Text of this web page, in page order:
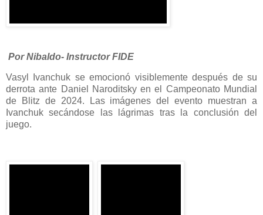
Por Nibaldo- Instructor FIDE
Vasyl Ivanchuk se emocionó visiblemente después de su
derrota ante Daniel Naroditsky en el Campeonato Mundial
de Blitz de 2024. Las imágenes del evento muestran a
Ivanchuk secándose las lágrimas tras la conclusión del
juego.